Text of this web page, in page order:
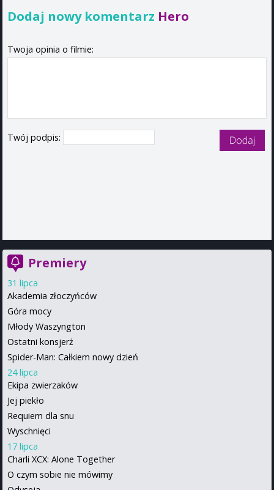
Dodaj nowy komentarz Hero
Twoja opinia o filmie:
Twój podpis:
Premiery
31 lipca
Akademia złoczyńców
Góra mocy
Młody Waszyngton
Ostatni konsjerż
Spider-Man: Całkiem nowy dzień
24 lipca
Ekipa zwierzaków
Jej piekło
Requiem dla snu
Wyschnięci
17 lipca
Charli XCX: Alone Together
O czym sobie nie mówimy